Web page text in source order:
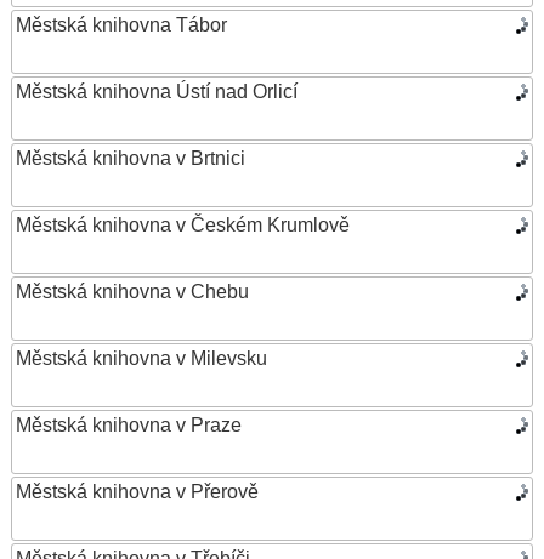
Městská knihovna Tábor
Městská knihovna Ústí nad Orlicí
Městská knihovna v Brtnici
Městská knihovna v Českém Krumlově
Městská knihovna v Chebu
Městská knihovna v Milevsku
Městská knihovna v Praze
Městská knihovna v Přerově